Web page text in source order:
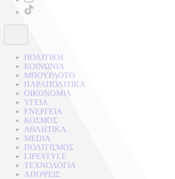
ΠΟΛΙΤΙΚΗ
ΚΟΙΝΩΝΙΑ
ΜΠΟΥΡΛΟΤΟ
ΠΑΡΑΠΟΛΙΤΙΚΑ
ΟΙΚΟΝΟΜΙΑ
ΥΓΕΙΑ
ΕΝΕΡΓΕΙΑ
ΚΟΣΜΟΣ
ΑΘΛΗΤΙΚΑ
MEDIA
ΠΟΛΙΤΙΣΜΟΣ
LIFESTYLE
ΤΕΧΝΟΛΟΓΙΑ
ΑΠΟΨΕΙΣ